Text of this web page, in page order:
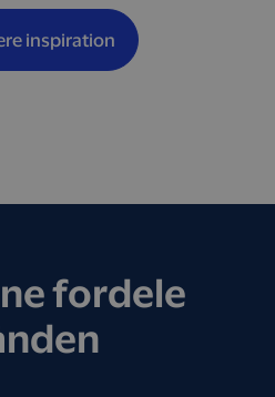
inspiration
fordele